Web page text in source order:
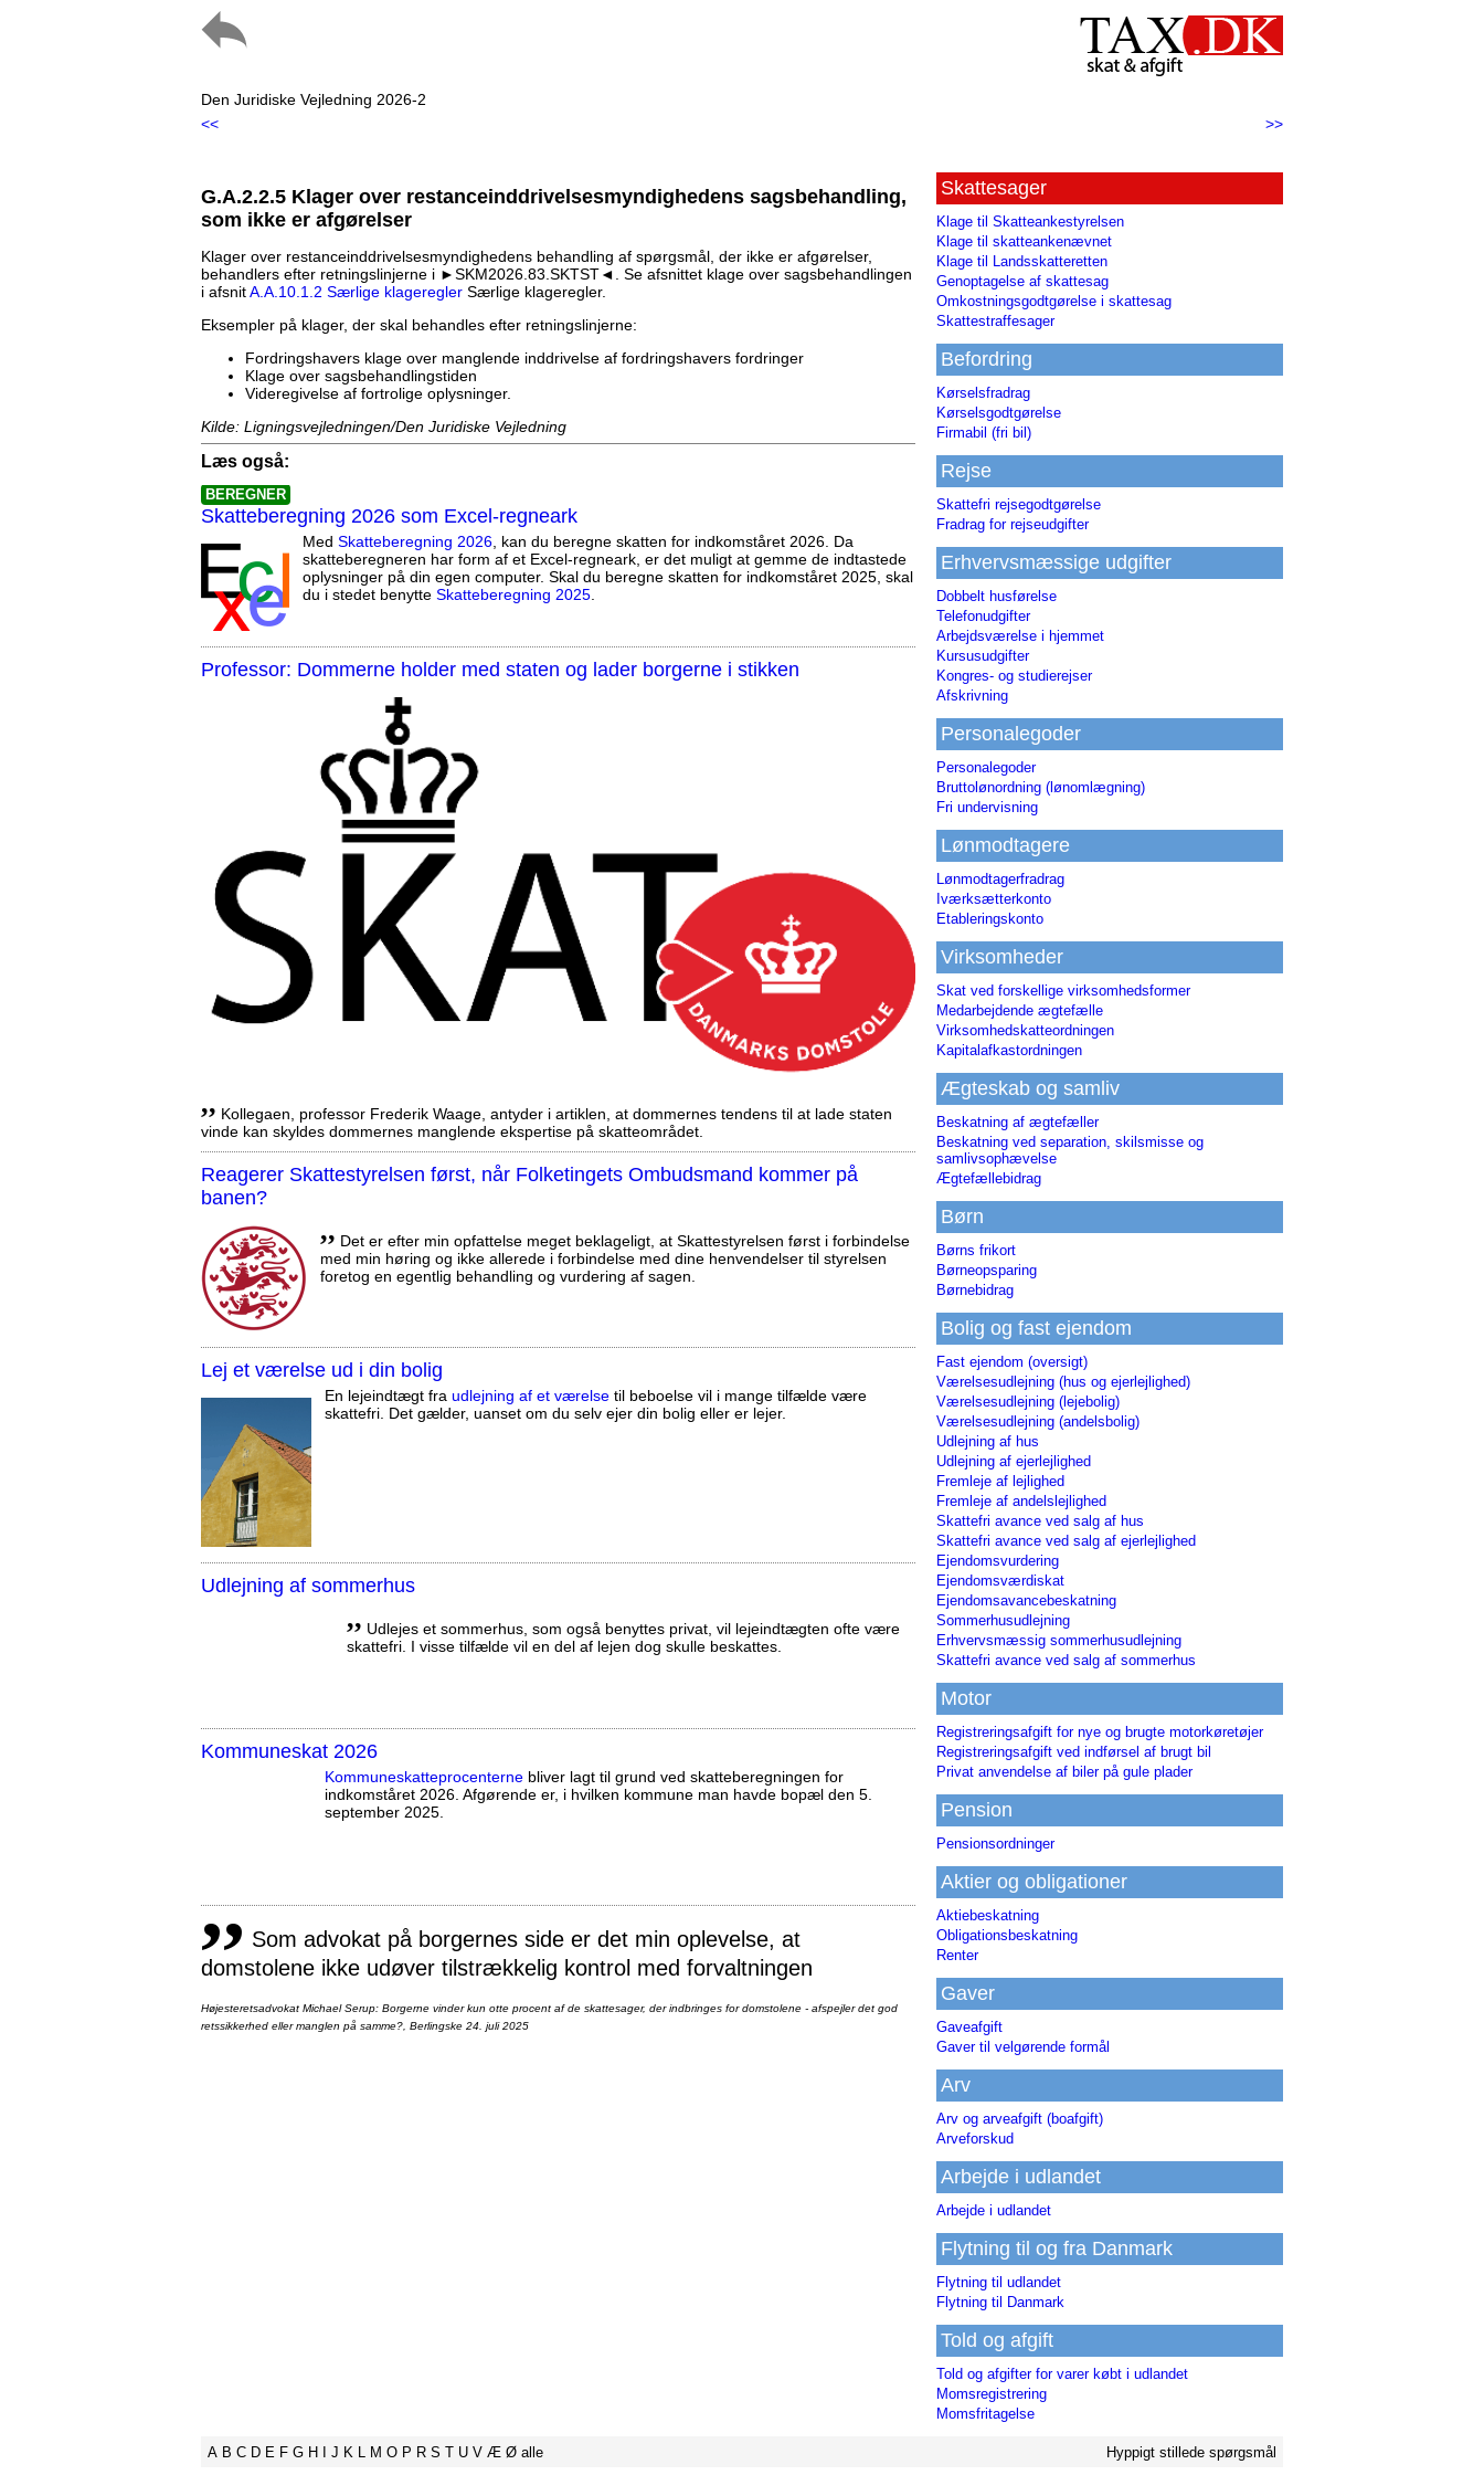
Den Juridiske Vejledning 2026-2
<<
>>
G.A.2.2.5 Klager over restanceinddrivelsesmyndighedens sagsbehandling,
som ikke er afgørelser
Klager over restanceinddrivelsesmyndighedens behandling af spørgsmål, der ikke er afgørelser,
behandlers efter retningslinjerne i ►SKM2026.83.SKTST◄. Se afsnittet klage over sagsbehandlingen
i afsnitA.A.10.1.2 Særlige klageregler Særlige klageregler.
Eksempler på klager, der skal behandles efter retningslinjerne:
Fordringshavers klage over manglende inddrivelse af fordringshavers fordringer
Klage over sagsbehandlingstiden
Videregivelse af fortrolige oplysninger.
Kilde: Ligningsvejledningen/Den Juridiske Vejledning
Læs også:
BEREGNER
Skatteberegning 2026 som Excel-regneark
Med Skatteberegning 2026 , kan du beregne skatten for indkomståret 2026. Da
skatteberegneren har form af et Excel-regneark, er det muligt at gemme de indtastede
oplysninger på din egen computer. Skal du beregne skatten for indkomståret 2025, skal
du i stedet benytte Skatteberegning 2025
Professor: Dommerne holder med staten og lader borgerne i stikken
,, Kollegaen, professor Frederik Waage, antyder i artiklen, at dommernes tendens til at lade staten
vinde kan skyldes dommernes manglende ekspertise på skatteområdet.
Reagerer Skattestyrelsen først, når Folketingets Ombudsmand kommer på
banen?
,, Det er efter min opfattelse meget beklageligt, at Skattestyrelsen først i forbindelse
med min høring og ikke allerede i forbindelse med dine henvendelser til styrelsen
foretog en egentlig behandling og vurdering af sagen.
Lej et værelse ud i din bolig
En lejeindtægt fra udlejning af et værelse til beboelse vil i mange tilfælde være
skattefri. Det gælder, uanset om du selv ejer din bolig eller er lejer.
Udlejning af sommerhus
,, Udlejes et sommerhus, som også benyttes privat, vil lejeindtægten ofte være
skattefri. I visse tilfælde vil en del af lejen dog skulle beskattes.
Kommuneskat 2026
Kommuneskatte­procenterne bliver lagt til grund ved skatteberegningen for
indkomståret 2026. Afgørende er, i hvilken kommune man havde bopæl den 5.
september 2025.
,, Som advokat på borgernes side er det min oplevelse, at
domstolene ikke udøver tilstrækkelig kontrol med forvaltningen
Højesteretsadvokat Michael Serup: Borgerne vinder kun otte procent af de skattesager, der indbringes for domstolene - afspejler det god
retssikkerhed eller manglen på samme?, Berlingske 24. juli 2025
Skattesager
Klage til Skatteankestyrelsen
Klage til skatteankenævnet
Klage til Landsskatteretten
Genoptagelse af skattesag
Omkostningsgodtgørelse i skattesag
Skattestraffesager
Befordring
Kørselsfradrag
Kørselsgodtgørelse
Firmabil (fri bil)
Rejse
Skattefri rejsegodtgørelse
Fradrag for rejseudgifter
Erhvervsmæssige udgifter
Dobbelt husførelse
Telefonudgifter
Arbejdsværelse i hjemmet
Kursusudgifter
Kongres- og studierejser
Afskrivning
Personalegoder
Personalegoder
Bruttolønordning (lønomlægning)
Fri undervisning
Lønmodtagere
Lønmodtagerfradrag
Iværksætterkonto
Etableringskonto
Virksomheder
Skat ved forskellige virksomhedsformer
Medarbejdende ægtefælle
Virksomhedskatteordningen
Kapitalafkastordningen
Ægteskab og samliv
Beskatning af ægtefæller
Beskatning ved separation, skilsmisse og
samlivsophævelse
Ægtefællebidrag
Børn
Børns frikort
Børneopsparing
Børnebidrag
Bolig og fast ejendom
Fast ejendom (oversigt)
Værelsesudlejning (hus og ejerlejlighed)
Værelsesudlejning (lejebolig)
Værelsesudlejning (andelsbolig)
Udlejning af hus
Udlejning af ejerlejlighed
Fremleje af lejlighed
Fremleje af andelslejlighed
Skattefri avance ved salg af hus
Skattefri avance ved salg af ejerlejlighed
Ejendomsvurdering
Ejendomsværdiskat
Ejendomsavancebeskatning
Sommerhusudlejning
Erhvervsmæssig sommerhusudlejning
Skattefri avance ved salg af sommerhus
Motor
Registreringsafgift for nye og brugte motorkøretøjer
Registreringsafgift ved indførsel af brugt bil
Privat anvendelse af biler på gule plader
Pension
Pensionsordninger
Aktier og obligationer
Aktiebeskatning
Obligationsbeskatning
Renter
Gaver
Gaveafgift
Gaver til velgørende formål
Arv
Arv og arveafgift (boafgift)
Arveforskud
Arbejde i udlandet
Arbejde i udlandet
Flytning til og fra Danmark
Flytning til udlandet
Flytning til Danmark
Told og afgift
Told og afgifter for varer købt i udlandet
Momsregistrering
Momsfritagelse
A B C D E F G H J K L M O P R S T U V Æ Ø alle Hyppigt stillede spørgsmål